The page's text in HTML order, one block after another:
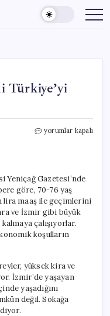
Türkiye’yi
Emekli
Açız!”
için
yorumlar kapalı
Yeniçağ Gazetesi’nde
göre, 70-76 yaş
lira maaş ile geçimlerini
ve İzmir gibi büyük
çalışıyorlar.
koşulların
yüksek kira ve
İzmir’de yaşayan
yaşadığını
değil. Sokağa